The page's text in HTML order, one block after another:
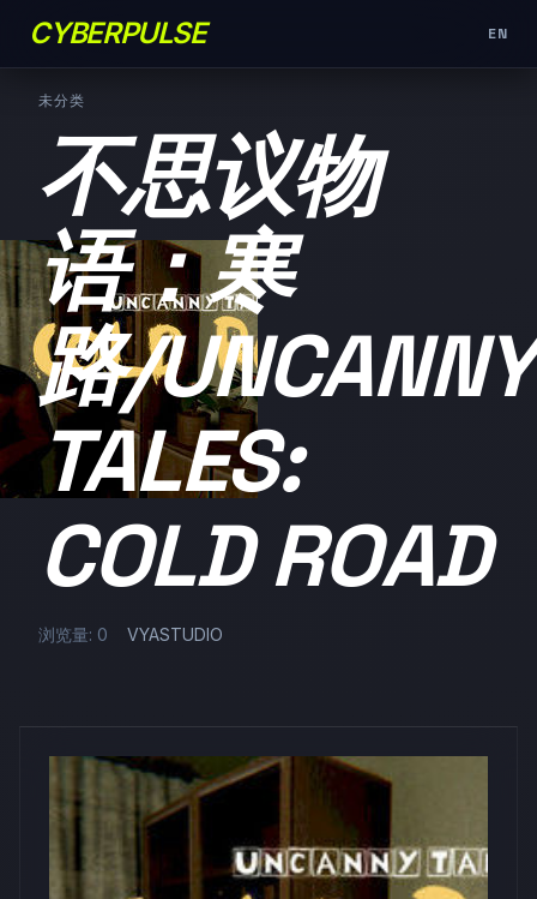
CYBERPULSE EN
未分类
不思议物
语：寒
路/UNCANNY
TALES:
COLD ROAD
浏览量: 0 VYASTUDIO